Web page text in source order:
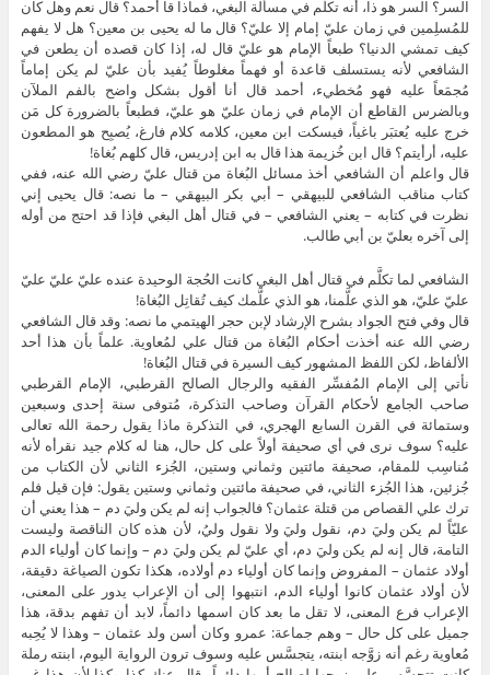
السر؟ السر هو ذا، أنه تكلَّم في مسألة البغي، فماذا قا أحمد؟ قال نعم وهل كان
للمُسلِمين في زمان عليّ إمام إلا عليّ؟ قال ما له يحيى بن معين؟ هل لا يفهم
كيف تمشي الدنيا؟ طبعاً الإمام هو عليّ قال له، إذا كان قصده أن يطعن في
الشافعي لأنه يستسلف قاعدة أو فهماً مغلوطاً يُفيد بأن عليّ لم يكن إماماً
مُجمَعاً عليه فهو مُخطيء، أحمد قال أنا أقول بشكل واضح بالفم الملآن
وبالضرس القاطع أن الإمام في زمان عليّ هو عليّ، فطبعاً بالضرورة كل مَن
خرج عليه يُعتبَر باغياً، فيسكت ابن معين، كلامه كلام فارغ، يُصبِح هو المطعون
عليه، أرأيتم؟ قال ابن خُزيمة هذا قال به ابن إدريس، قال كلهم بُغاة!
قال واعلم أن الشافعي أخذ مسائل البُغاة من قتال عليّ رضي الله عنه، ففي
كتاب مناقب الشافعي للبيهقي – أبي بكر البيهقي – ما نصه: قال يحيى إني
نظرت في كتابه – يعني الشافعي – في قتال أهل البغي فإذا قد احتج من أوله
إلى آخره بعليّ بن أبي طالب.
الشافعي لما تكلَّم في قتال أهل البغي كانت الحُجة الوحيدة عنده عليّ عليّ عليّ
عليّ عليّ، هو الذي علَّمنا، هو الذي علَّمك كيف تُقاتِل البُغاة!
قال وفي فتح الجواد بشرح الإرشاد لإبن حجر الهيتمي ما نصه: وقد قال الشافعي
رضي الله عنه أخذت أحكام البُغاة من قتال علي لمُعاوية. علماً بأن هذا أحد
الألفاظ، لكن اللفظ المشهور كيف السيرة في قتال البُغاة!
نأتي إلى الإمام المُفسِّر الفقيه والرجال الصالح القرطبي، الإمام القرطبي
صاحب الجامع لأحكام القرآن وصاحب التذكرة، مُتوفى سنة إحدى وسبعين
وستمائة في القرن السابع الهجري، في التذكرة ماذا يقول رحمة الله تعالى
عليه؟ سوف نرى في أي صحيفة أولاً على كل حال، هنا له كلام جيد نقرأه لأنه
مُناسِب للمقام، صحيفة مائتين وثماني وستين، الجُزء الثاني لأن الكتاب من
جُزئين، هذا الجُزء الثاني، في صحيفة مائتين وثماني وستين يقول: فإن قيل فلم
ترك علي القصاص من قتلة عثمان؟ فالجواب إنه لم يكن وليَ دم – هذا يعني أن
عليّاً لم يكن وليَ دم، نقول وليَ ولا نقول وليُ، لأن هذه كان الناقصة وليست
التامة، قال إنه لم يكن وليَ دم، أي عليّ لم يكن وليَ دم – وإنما كان أولياء الدم
أولاد عثمان – المفروض وإنما كان أولياء دم أولاده، هكذا تكون الصياغة دقيقة،
لأن أولاد عثمان كانوا أولياء الدم، انتبهوا إلى أن الإعراب يدور على المعنى،
الإعراب فرع المعنى، لا تقل ما بعد كان اسمها دائماً، لابد أن تفهم بدقة، هذا
جميل على كل حال – وهم جماعة: عمرو وكان أسن ولد عثمان – وهذا لا يُحِبه
مُعاوية رغم أنه زوَّجه ابنته، يتجسَّس عليه وسوف ترون الرواية اليوم، ابنته رملة